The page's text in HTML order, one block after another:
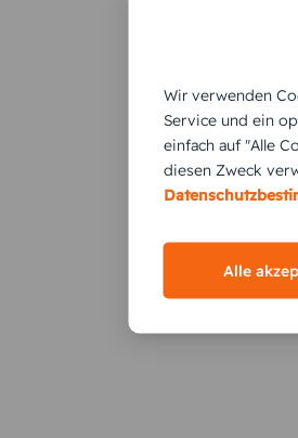
Wir verwenden
Service und ein
einfach auf "Alle
diesen Zweck
Alle